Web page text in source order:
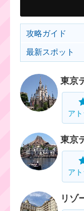
攻略ガイド
最新スポット
東京
ア
東京
ア
リゾ